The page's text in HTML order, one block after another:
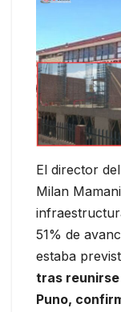
El director
Milan
51% de
estaba
tras reunirse
Puno,